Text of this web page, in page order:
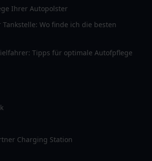
Ihrer Autopolster
Wo finde ich die besten
Tipps für optimale Autofpflege
Charging Station